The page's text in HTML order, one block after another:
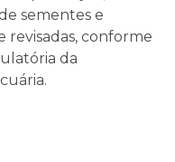
sementes e
conforme
da